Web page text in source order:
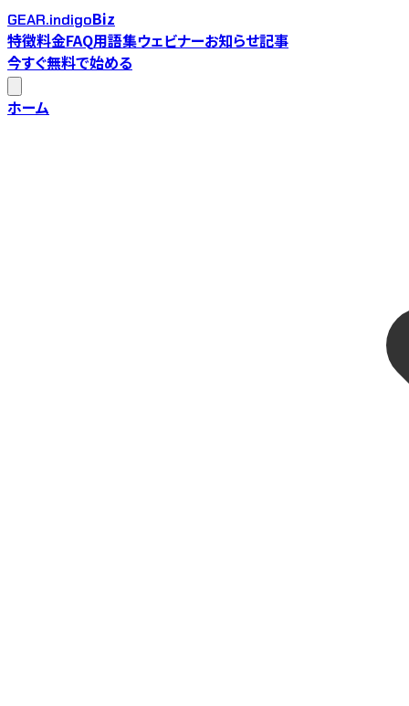
GEAR.indigoBiz
特徴料金FAQ用語集ウェビナーお知らせ記事
今すぐ無料で始める
ホーム